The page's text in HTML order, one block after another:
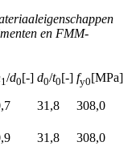
en FMM-
1/d0 [-] d0/t0 [-] fy0 [MPa]
31,8
308,0
31,8
308,0